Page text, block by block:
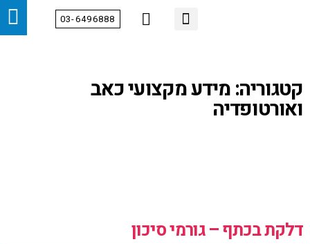
03-6496888
קטגוריה: מידע מקצועי כאב
ואורטופדיה
דלקת בכתף – גורמי סיכון